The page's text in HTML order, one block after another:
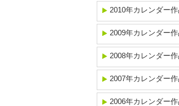
2010年カレンダー
2009年カレンダー
2008年カレンダー
2007年カレンダー
2006年カレンダー